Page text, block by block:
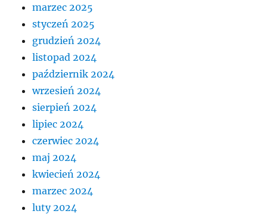
marzec 2025
styczeń 2025
grudzień 2024
listopad 2024
październik 2024
wrzesień 2024
sierpień 2024
lipiec 2024
czerwiec 2024
maj 2024
kwiecień 2024
marzec 2024
luty 2024